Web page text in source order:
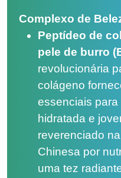
Complexo de
Peptídeo de
pele de burro
revolucionária
colágeno
essenciais para
hidratada e
reverenciado
Chinesa por
uma tez